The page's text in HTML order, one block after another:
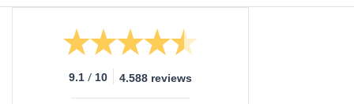
9.1 / 10 4.588 reviews